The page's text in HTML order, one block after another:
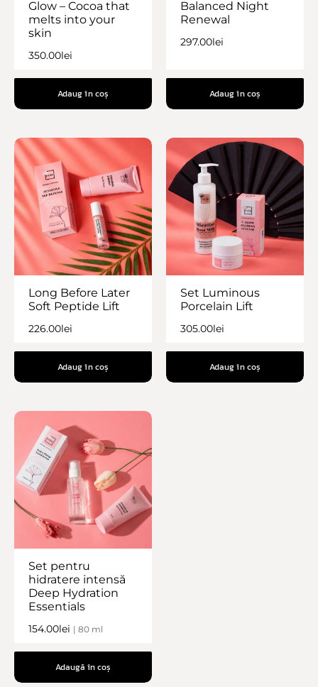
Glow – Cocoa that
melts into your
skin
350.00lei
Adaug în coș
Balanced Night
Renewal
297.00lei
Adaug în coș
Long Before Later
Soft Peptide Lift
226.00lei
Adaug în coș
Set Luminous
Porcelain Lift
305.00lei
Adaug în coș
Set pentru
hidratere intensă
Deep Hydration
Essentials
154.00lei | 80 ml
Adaugă în coș